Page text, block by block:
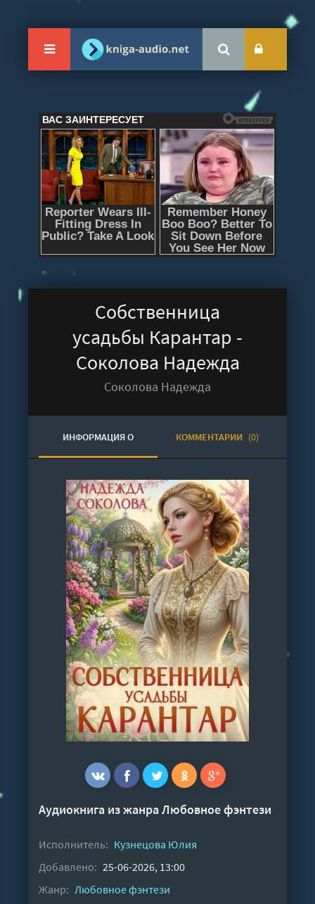
Собственница
усадьбы Карантар -
Соколова Надежда
Соколова Надежда
ИНФОРМАЦИЯ О
АУДИОКНИГЕ
КОММЕНТАРИИ (0)
Аудиокнига из жанраЛюбовное фэнтези
Исполнитель: Кузнецова Юлия
Добавлено: 25-06-2026, 13:00
Жанр: Любовное фэнтези